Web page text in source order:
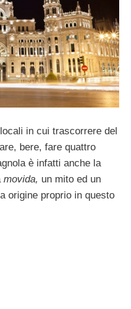
in cui trascorrere del
bere, fare quattro
è infatti anche la
movida, un mito ed un
origine proprio in questo